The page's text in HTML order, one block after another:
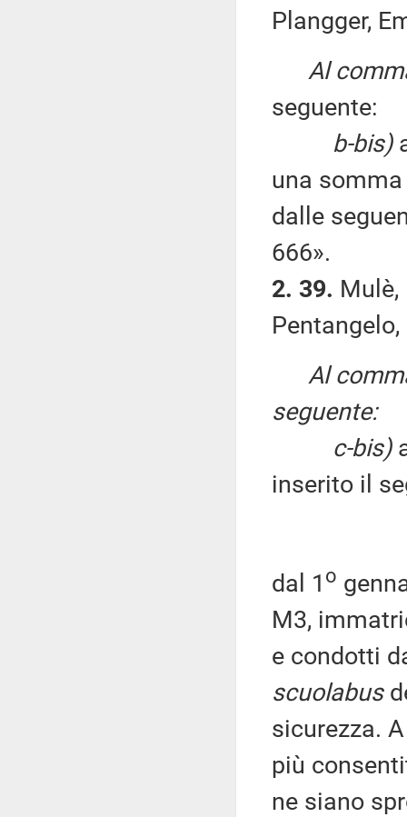
Plangger,
Al
seguente:
b-bis)
una
dalle
666».
2. 39. Mulè,
Al
seguente:
c-bis)
inserito il
dal 1 o
M3,
e condotti
scuolabus
sicurezza.
più
ne siano